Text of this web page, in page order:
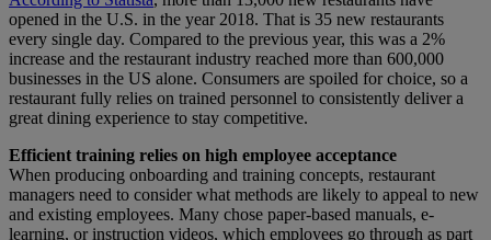
opened in the U.S. in the year 2018. That is 35 new restaurants
every single day. Compared to the previous year, this was a 2%
increase and the restaurant industry reached more than 600,000
businesses in the US alone. Consumers are spoiled for choice, so a
restaurant fully relies on trained personnel to consistently deliver a
great dining experience to stay competitive.
Efficient training relies on high employee acceptance
When producing onboarding and training concepts, restaurant
managers need to consider what methods are likely to appeal to new
and existing employees. Many chose paper-based manuals, e-
learning, or instruction videos, which employees go through as part